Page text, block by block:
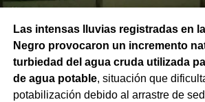
Las intensas lluvias registradas en
Negro provocaron un incremento
turbiedad del agua cruda utilizada
de agua potable, situación que
potabilización debido al arrastre de